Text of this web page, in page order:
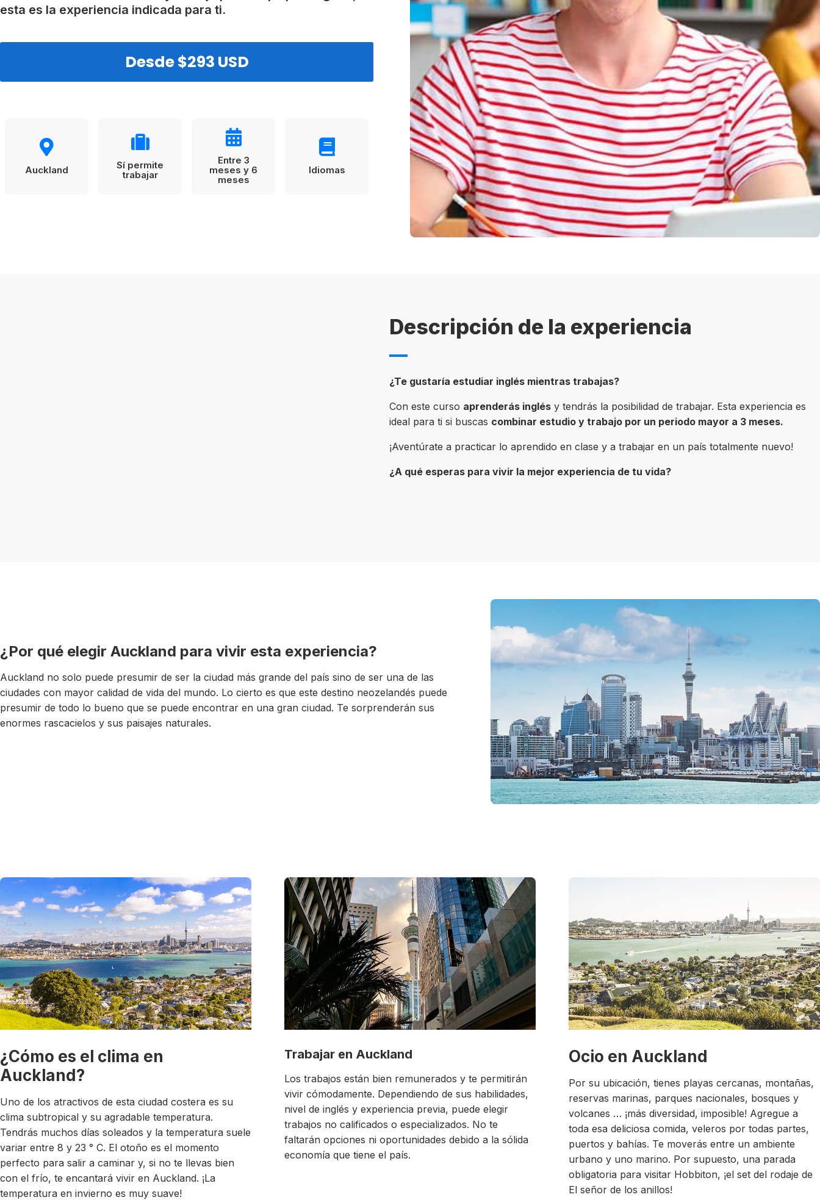
Working Holidays
Malta
VER TODAS LAS EXPERIENCIAS Estudia Business en Auckland
Estudia Desarrollo Web en
Toronto
+30 Summer English for
Professionals en Melbourne
ENVIAR
esta es la experiencia indicada para ti.
Desde $293 USD
Auckland
Sí permite
trabajar
Entre 3
meses y 6
meses
Idiomas
Descripción de la experiencia
¿Te gustaría estudiar inglés mientras trabajas?
Con este curso aprenderás inglésy tendrás la posibilidad de trabajar. Esta experiencia es
ideal para ti si buscas combinar estudio y trabajo por un periodo mayor a 3 meses.
¡Aventúrate a practicar lo aprendido en clase y a trabajar en un país totalmente nuevo!
¿A qué esperas para vivir la mejor experiencia de tu vida?
¿Por qué elegir Auckland para vivir esta experiencia?
Auckland no solo puede presumir de ser la ciudad más grande del país sino de ser una de las
ciudades con mayor calidad de vida del mundo. Lo cierto es que este destino neozelandés puede
presumir de todo lo bueno que se puede encontrar en una gran ciudad. Te sorprenderán sus
enormes rascacielos y sus paisajes naturales.
¿Cómo es el clima en
Auckland?
Uno de los atractivos de esta ciudad costera es su
clima subtropical y su agradable temperatura.
Tendrás muchos días soleados y la temperatura suele
variar entre 8 y 23 ° C. El otoño es el momento
perfecto para salir a caminar y, si no te llevas bien
con el frío, te encantará vivir en Auckland. ¡La
temperatura en invierno es muy suave!
Trabajar en Auckland
Los trabajos están bien remunerados y te permitirán
vivir cómodamente. Dependiendo de sus habilidades,
nivel de inglés y experiencia previa, puede elegir
trabajos no calificados o especializados. No te
faltarán opciones ni oportunidades debido a la sólida
economía que tiene el país.
Ocio en Auckland
Por su ubicación, tienes playas cercanas, montañas,
reservas marinas, parques nacionales, bosques y
volcanes … ¡más diversidad, imposible! Agregue a
toda esa deliciosa comida, veleros por todas partes,
puertos y bahías. Te moverás entre un ambiente
urbano y uno marino. Por supuesto, una parada
obligatoria para visitar Hobbiton, ¡el set del rodaje de
El señor de los anillos!